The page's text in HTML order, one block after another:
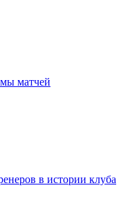
матчей
в истории клуба